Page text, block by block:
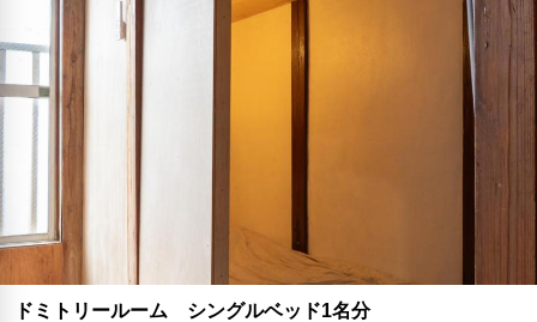
ドミトリールーム シングルベッド1名分